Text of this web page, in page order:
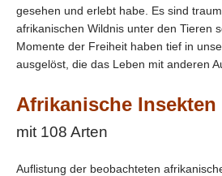
gesehen und erlebt habe. Es sind
afrikanischen Wildnis unter den Tieren
Momente der Freiheit haben tief in
ausgelöst, die das Leben mit anderen
Afrikanische Insekten
mit 108 Arten
Auflistung der beobachteten